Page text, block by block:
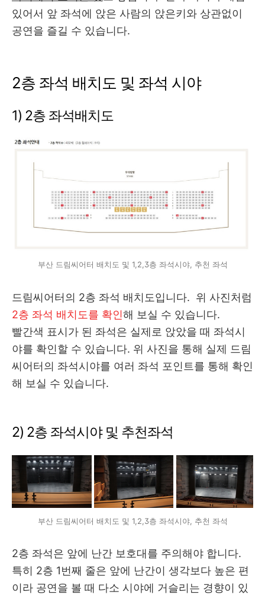
있어서 앞 좌석에 앉은 사람의 앉은키와 상관없이
공연을 즐길 수 있습니다.
2층 좌석 배치도 및 좌석 시야
1) 2층 좌석배치도
부산 드림씨어터 배치도 및 1,2,3층 좌석시야, 추천 좌석
드림씨어터의 2층 좌석 배치도입니다. 위 사진처럼
2층 좌석 배치도를 확인해 보실 수 있습니다.
빨간색 표시가 된 좌석은 실제로 앉았을 때 좌석시
야를 확인할 수 있습니다. 위 사진을 통해 실제 드림
씨어터의 좌석시야를 여러 좌석 포인트를 통해 확인
해 보실 수 있습니다.
2) 2층 좌석시야 및 추천좌석
부산 드림씨어터 배치도 및 1,2,3층 좌석시야, 추천 좌석
2층 좌석은 앞에 난간 보호대를 주의해야 합니다.
특히 2층 1번째 줄은 앞에 난간이 생각보다 높은 편
이라 공연을 볼 때 다소 시야에 거슬리는 경향이 있